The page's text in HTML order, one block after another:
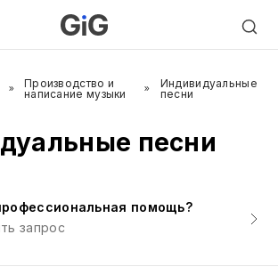
Производство и
написание музыки
Индивидуальные
песни
песни
помощь?
запрос